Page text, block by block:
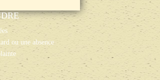
ou une absence